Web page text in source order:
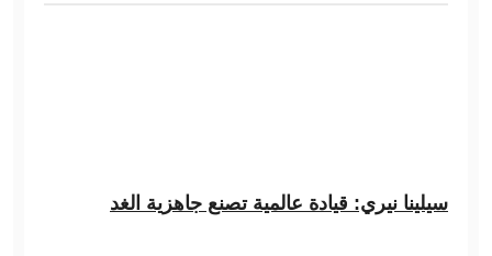
سيلينا نيري: قيادة عالمية تصنع جاهزية الغد